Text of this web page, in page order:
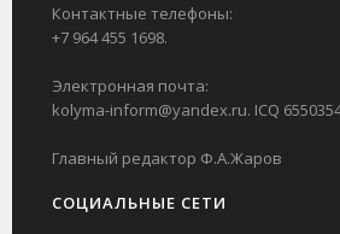
Контактные телефоны:
+7 964 455 1698.
Электронная почта:
kolyma-inform@yandex.ru. ICQ
Главный редактор Ф.А.Жаров
СОЦИАЛЬНЫЕ СЕТИ